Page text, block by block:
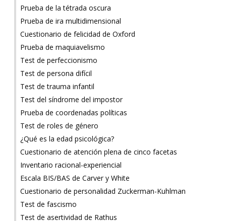
Prueba de la tétrada oscura
Prueba de ira multidimensional
Cuestionario de felicidad de Oxford
Prueba de maquiavelismo
Test de perfeccionismo
Test de persona difícil
Test de trauma infantil
Test del síndrome del impostor
Prueba de coordenadas políticas
Test de roles de género
¿Qué es la edad psicológica?
Cuestionario de atención plena de cinco facetas
Inventario racional-experiencial
Escala BIS/BAS de Carver y White
Cuestionario de personalidad Zuckerman-Kuhlman
Test de fascismo
Test de asertividad de Rathus